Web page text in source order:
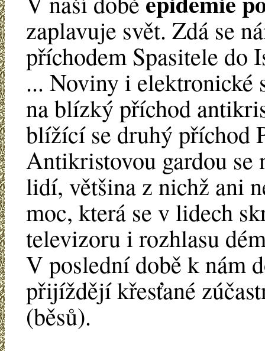
zaplavuje svět. Zdá se
příchodem Spasitele do
... Noviny i elektronické
na blízký příchod
blížící se druhý příchod
Antikristovou gardou se
lidí, většina z nichž ani
moc, která se v lidech
televizoru i rozhlasu
V poslední době k nám
přijíždějí křesťané
(běsů).